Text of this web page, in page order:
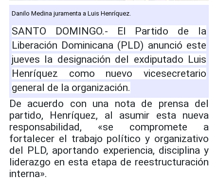
Danilo Medina juramenta a Luis Henríquez.
SANTO DOMINGO.- El Partido de la
Liberación Dominicana (PLD) anunció este
jueves la designación del exdiputado Luis
Henríquez como nuevo vicesecretario
general de la organización.
De acuerdo con una nota de prensa del
partido, Henríquez, al asumir esta nueva
responsabilidad, «se compromete a
fortalecer el trabajo político y organizativo
del PLD, aportando experiencia, disciplina y
liderazgo en esta etapa de reestructuración
interna».